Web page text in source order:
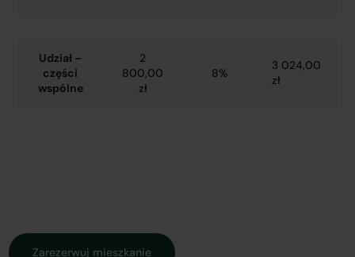
Udział –
części
wspólne
2
800,00
zł
8%
3 024,00
zł
Zarezerwuj mieszkanie